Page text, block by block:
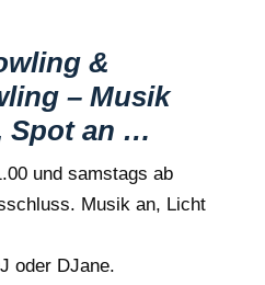
&
– Musik
Spot an …
und samstags ab
Musik an, Licht
oder DJane.